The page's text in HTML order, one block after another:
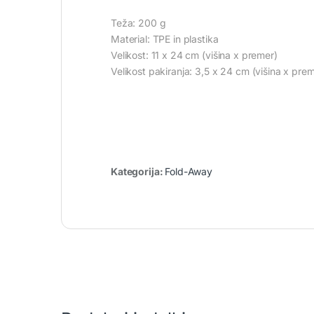
Teža: 200 g
Material: TPE in plastika
Velikost: 11 x 24 cm (višina x premer)
Velikost pakiranja: 3,5 x 24 cm (višina x
Kategorija: Fold-Away